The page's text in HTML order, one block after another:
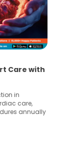
Care with
in
care,
annually
and